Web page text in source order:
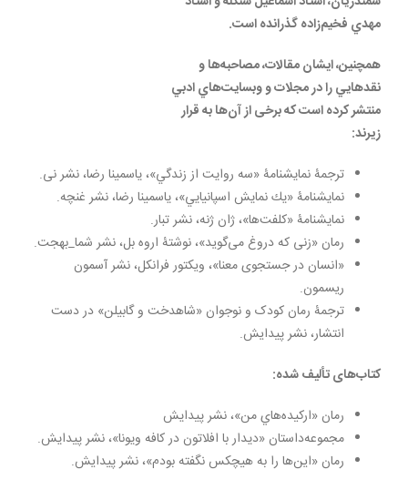
مهدي فخيم‌زاده گذرانده است.
همچنین، ایشان مقالات، مصاحبه‌ها و
نقدهايي را در مجلات و وبسايت‌هاي ادبي
منتشر کرده است که برخی از آن‌ها به قرار
زیرند:
ترجمۀ نمايشنامۀ «سه روايت از زندگي»، ياسمينا رضا، نشر نی.
نمايشنامۀ «يك نمايش اسپانيايي»، ياسمينا رضا، نشر غنچه.
نمايشنامۀ «كلفت‌ها»، ژان ژنه، نشر تبار.
رمان «زنی که دروغ می‌گوید»، نوشتۀ اروه بل، نشر شما_بهجت.
«انسان در جستجوی معنا»، ویکتور فرانکل، نشر آسمون
ریسمون.
ترجمۀ رمان کودک و‌ نوجوان «شاهدخت و گابیلن» در دست
انتشار، نشر پیدایش.
کتاب‌های تألیف شده:
رمان «اركيده‌هاي من»، نشر پيدايش
مجموعه‌داستان «ديدار با افلاتون در كافه ويونا»، نشر پيدايش.
رمان «این‌ها را به هیچکس نگفته بودم»، نشر پیدایش.